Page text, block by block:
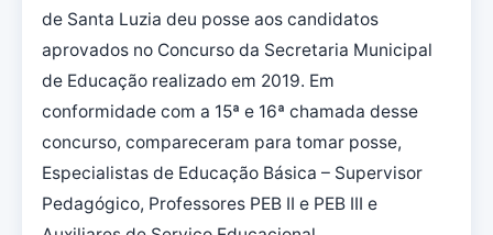
de Santa Luzia deu posse aos candidatos
aprovados no Concurso da Secretaria Municipal
de Educação realizado em 2019. Em
conformidade com a 15ª e 16ª chamada desse
concurso, compareceram para tomar posse,
Especialistas de Educação Básica – Supervisor
Pedagógico, Professores PEB II e PEB III e